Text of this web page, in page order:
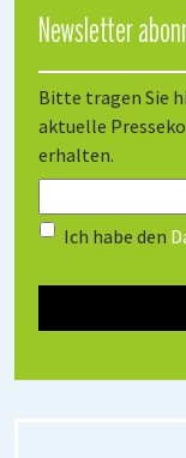
Newsletter
Bitte tragen Sie
aktuelle
erhalten.
Ich habe den